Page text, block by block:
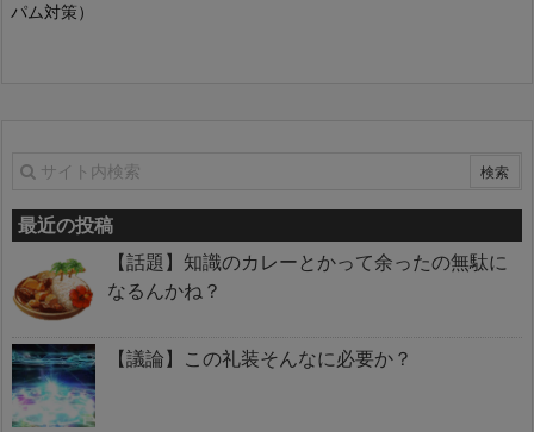
パム対策）
最近の投稿
【話題】知識のカレーとかって余ったの無駄に
なるんかね？
【議論】この礼装そんなに必要か？